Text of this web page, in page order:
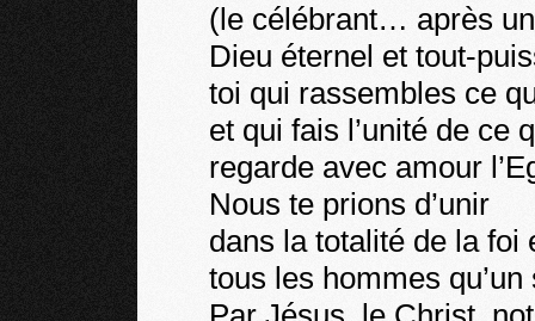
(le célébrant… après
Dieu éternel et tout-
toi qui rassembles ce
et qui fais l’unité de ce
regarde avec amour
Nous te prions d’unir
dans la totalité de la foi
tous les hommes